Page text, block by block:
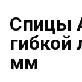
Спицы
гибкой
мм